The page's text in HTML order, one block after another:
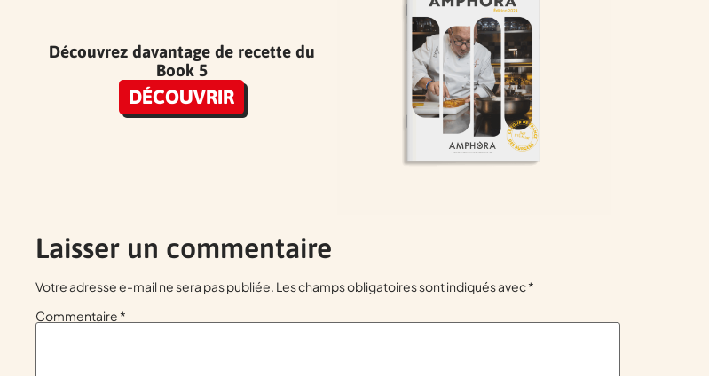
Découvrez davantage de recette du
Book 5
DÉCOUVRIR
Laisser un commentaire
Votre adresse e-mail ne sera pas publiée. Les champs obligatoires sont indiqués avec*
Commentaire*